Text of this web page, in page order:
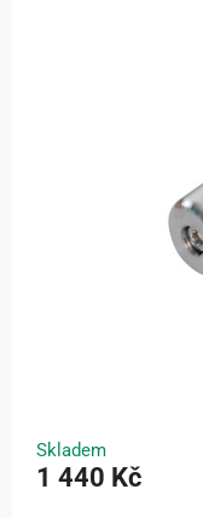
Skladem
1 440 Kč